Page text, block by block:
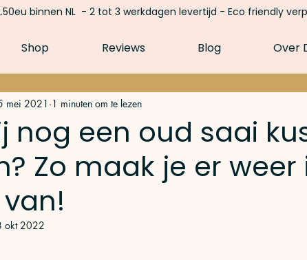
binnen NL - 2 tot 3 werkdagen levertijd - Eco friendly
Shop Reviews Blog Over
nog een oud saai
Zo maak je er weer
mei 2021 1 minuten om te lezen
okt 2022